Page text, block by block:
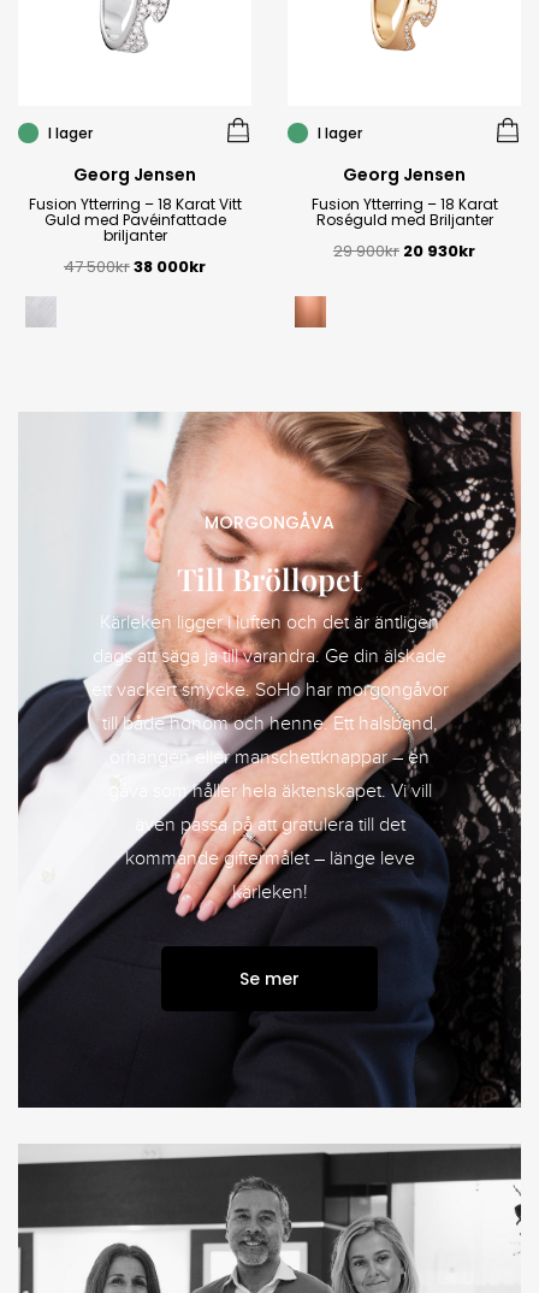
I lager
Georg Jensen
Fusion Ytterring – 18 Karat Vitt
Guld med Pavéinfattade
briljanter
47 500kr38 000kr
I lager
Georg Jensen
Fusion Ytterring – 18 Karat
Roséguld med Briljanter
29 900kr 20 930kr
MORGONGÅVA
Till Bröllopet
Kärleken ligger i luften och det är äntligen
dags att säga ja till varandra. Ge din älskade
ett vackert smycke. SoHo har morgongåvor
till både honom och henne. Ett halsband,
örhängen eller manschettknappar – en
gåva som håller hela äktenskapet. Vi vill
även passa på att gratulera till det
kommande giftermålet – länge leve
kärleken!
Se mer